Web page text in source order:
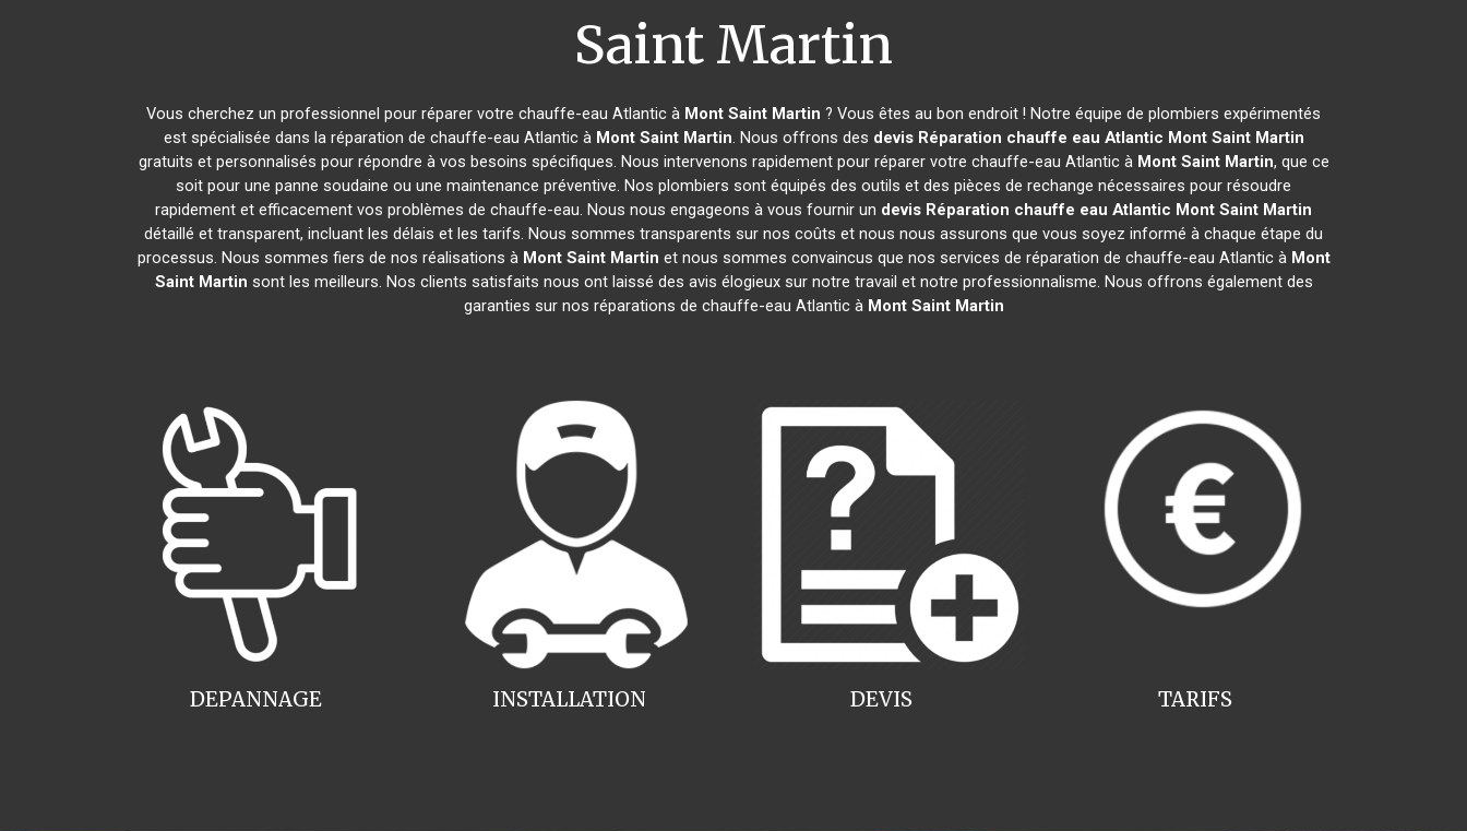
Saint Martin
Vous cherchez un professionnel pour réparer votre chauffe-eau Atlantic à Mont Saint Martin ? Vous êtes au bon endroit ! Notre équipe de plombiers expérimentés
est spécialisée dans la réparation de chauffe-eau Atlantic à Mont Saint Martin. Nous offrons des devis Réparation chauffe eau Atlantic Mont Saint Martin
gratuits et personnalisés pour répondre à vos besoins spécifiques. Nous intervenons rapidement pour réparer votre chauffe-eau Atlantic à Mont Saint Martin, que ce
soit pour une panne soudaine ou une maintenance préventive. Nos plombiers sont équipés des outils et des pièces de rechange nécessaires pour résoudre
rapidement et efficacement vos problèmes de chauffe-eau. Nous nous engageons à vous fournir un devis Réparation chauffe eau Atlantic Mont Saint Martin
détaillé et transparent, incluant les délais et les tarifs. Nous sommes transparents sur nos coûts et nous nous assurons que vous soyez informé à chaque étape du
processus. Nous sommes fiers de nos réalisations à Mont Saint Martin et nous sommes convaincus que nos services de réparation de chauffe-eau Atlantic à Mont
Saint Martin sont les meilleurs. Nos clients satisfaits nous ont laissé des avis élogieux sur notre travail et notre professionnalisme. Nous offrons également des
garanties sur nos réparations de chauffe-eau Atlantic à Mont Saint Martin
INSTALLATION
DEPANNAGE TARIFS
DEVIS